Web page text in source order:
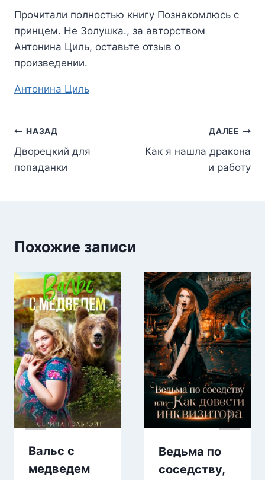
Прочитали полностью книгу Познакомлюсь с
принцем. Не Золушка., за авторством
Антонина Циль, оставьте отзыв о
произведении.
Метки
Антонина Циль
Навигация
по
записям
НАЗАД
Дворецкий для
попаданки
ДАЛЕЕ
Как я нашла дракона
и работу
Похожие записи
Вальс с
медведем
Ведьма по
соседству,